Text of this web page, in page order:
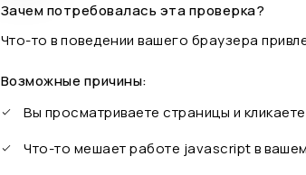
Зачем потребовалась эта проверка?
Что-то в поведении вашего браузера
Возможные причины:
Вы просматриваете страницы и
Что-то мешает работе javascript в